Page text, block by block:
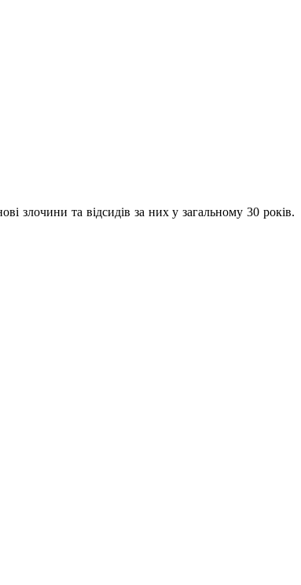
злочини та відсидів за них у загальному 30 років.